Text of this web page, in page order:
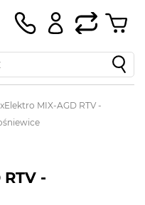
MIX-AGD RTV -
-